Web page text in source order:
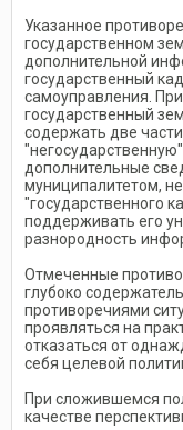
Указанное
государственном
дополнительной
государственный
самоуправления.
государственный
содержать две
дополнительные
муниципалитетом,
"государственного
поддерживать его
разнородность
Отмеченные
глубоко
противоречиями
проявляться на
отказаться от
себя целевой
При сложившемся
качестве